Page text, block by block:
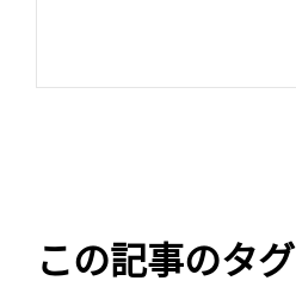
この記事のタグ